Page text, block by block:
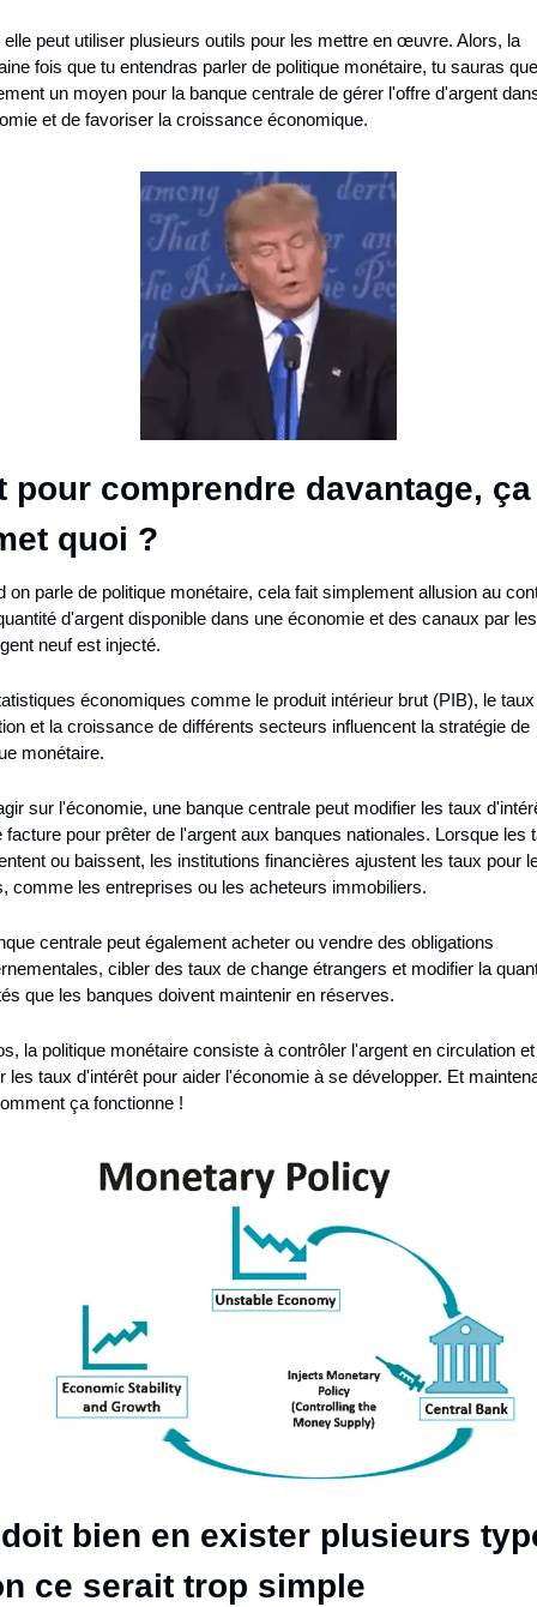
elle peut utiliser plusieurs outils pour les mettre en œuvre. Alors, la
fois que tu entendras parler de politique monétaire, tu sauras
un moyen pour la banque centrale de gérer l'offre d'argent
et de favoriser la croissance économique.
pour comprendre davantage, ça
quoi ?
on parle de politique monétaire, cela fait simplement allusion au
d'argent disponible dans une économie et des canaux par
neuf est injecté.
économiques comme le produit intérieur brut (PIB), le taux
et la croissance de différents secteurs influencent la stratégie de
monétaire.
sur l'économie, une banque centrale peut modifier les taux
facture pour prêter de l'argent aux banques nationales. Lorsque les
ou baissent, les institutions financières ajustent les taux pour
comme les entreprises ou les acheteurs immobiliers.
centrale peut également acheter ou vendre des obligations
cibler des taux de change étrangers et modifier la
que les banques doivent maintenir en réserves.
la politique monétaire consiste à contrôler l'argent en circulation
les taux d'intérêt pour aider l'économie à se développer. Et
ça fonctionne !
bien en exister plusieurs
ce serait trop simple